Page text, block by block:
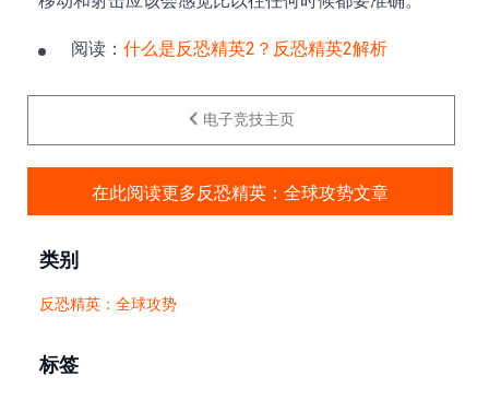
阅读： 什么是反恐精英2？反恐精英2解析
电子竞技主页
在此阅读更多反恐精英：全球攻势文章
类别
反恐精英：全球攻势
标签